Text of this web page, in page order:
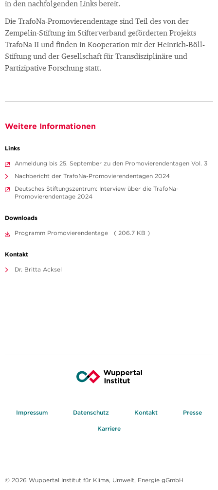
in den nachfolgenden Links bereit.
Die TrafoNa-Promovierendentage sind Teil des von der
Zempelin-Stiftung im Stifterverband geförderten Projekts
TrafoNa II und finden in Kooperation mit der Heinrich-Böll-
Stiftung und der Gesellschaft für Transdisziplinäre und
Partizipative Forschung statt.
Weitere Informationen
Links
Anmeldung bis 25. September zu den Promovierendentagen Vol. 3
Nachbericht der TrafoNa-Promovierendentagen 2024
Deutsches Stiftungszentrum: Interview über die TrafoNa-
Promovierendentage 2024
Downloads
Programm Promovierendentage ( 206.7 KB )
Kontakt
Dr. Britta Acksel
Impressum Datenschutz Kontakt Presse
Karriere
© 2026 Wuppertal Institut für Klima, Umwelt, Energie gGmbH